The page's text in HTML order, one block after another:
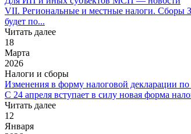
VII. Региональные и местные налоги. Сборы
будет по...
Читать далее
18
Марта
2026
Налоги и сборы
Изменения в форму налоговой декларации по
С 24 апреля вступает в силу новая форма
Читать далее
12
Января